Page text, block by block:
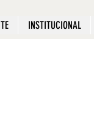
INSTITUCIONAL